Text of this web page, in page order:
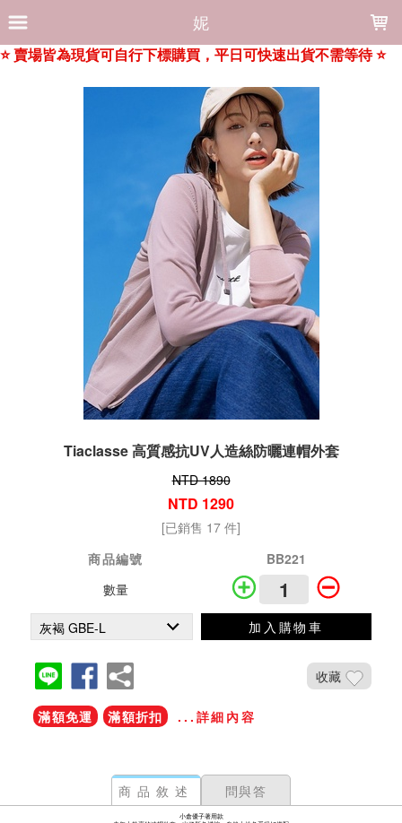
妮
Tiaclasse 高質感抗UV人造絲防曬連帽外套
NTD 1890
NTD 1290
[已銷售 17 件]
商品編號
BB221
數量
加入購物車
收藏
滿額免運 滿額折扣 ...詳細內容
商品敘述 問與答